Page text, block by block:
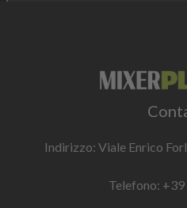
Indirizzo: Viale Enrico
Telefono: +39